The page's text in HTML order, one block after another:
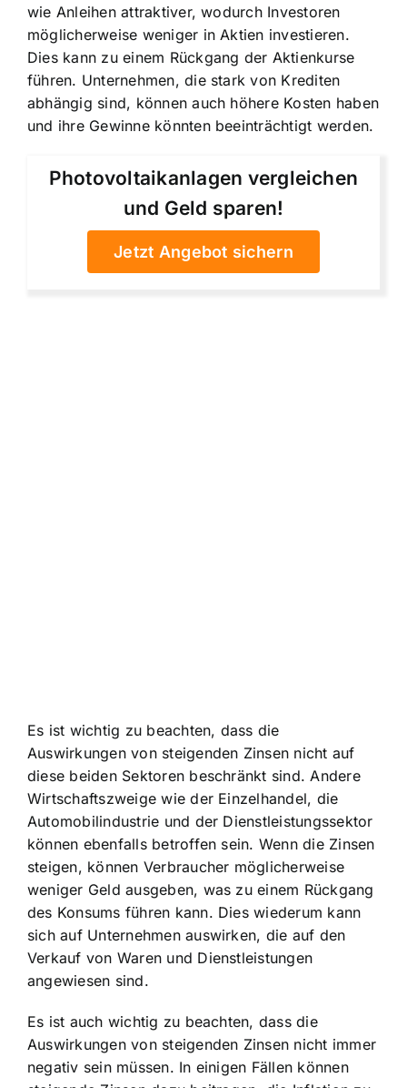
wie Anleihen attraktiver, wodurch Investoren
möglicherweise weniger in Aktien investieren.
Dies kann zu einem Rückgang der Aktienkurse
führen. Unternehmen, die stark von Krediten
abhängig sind, können auch höhere Kosten haben
und ihre Gewinne könnten beeinträchtigt werden.
Photovoltaikanlagen vergleichen
und Geld sparen!
Jetzt Angebot sichern
Es ist wichtig zu beachten, dass die
Auswirkungen von steigenden Zinsen nicht auf
diese beiden Sektoren beschränkt sind. Andere
Wirtschaftszweige wie der Einzelhandel, die
Automobilindustrie und der Dienstleistungssektor
können ebenfalls betroffen sein. Wenn die Zinsen
steigen, können Verbraucher möglicherweise
weniger Geld ausgeben, was zu einem Rückgang
des Konsums führen kann. Dies wiederum kann
sich auf Unternehmen auswirken, die auf den
Verkauf von Waren und Dienstleistungen
angewiesen sind.
Es ist auch wichtig zu beachten, dass die
Auswirkungen von steigenden Zinsen nicht immer
negativ sein müssen. In einigen Fällen können